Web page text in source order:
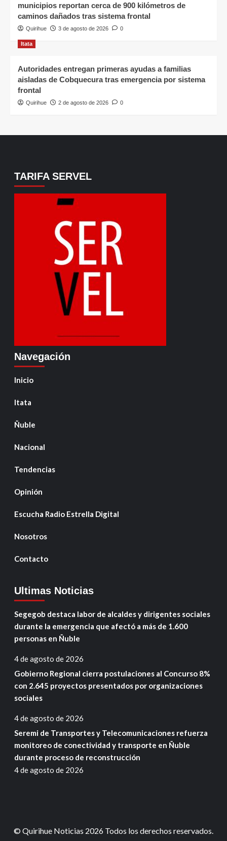
municipios reportan cerca de 900 kilómetros de
caminos dañados tras sistema frontal
Quirihue 3 de agosto de 2026 0
Itata
Autoridades entregan primeras ayudas a familias
aisladas de Cobquecura tras emergencia por sistema
frontal
Quirihue 2 de agosto de 2026 0
TARIFA SERVEL
Navegación
Inicio
Itata
Ñuble
Nacional
Tendencias
Opinión
Escucha Radio Estrella Digital
Nosotros
Contacto
Ultimas Noticias
Segegob destaca labor de alcaldes y dirigentes sociales
durante la emergencia que afectó a más de 1.600
personas en Ñuble
4 de agosto de 2026
Gobierno Regional cierra postulaciones al Concurso 8%
con 2.645 proyectos presentados por organizaciones
sociales
4 de agosto de 2026
Seremi de Transportes y Telecomunicaciones refuerza
monitoreo de conectividad y transporte en Ñuble
durante proceso de reconstrucción
4 de agosto de 2026